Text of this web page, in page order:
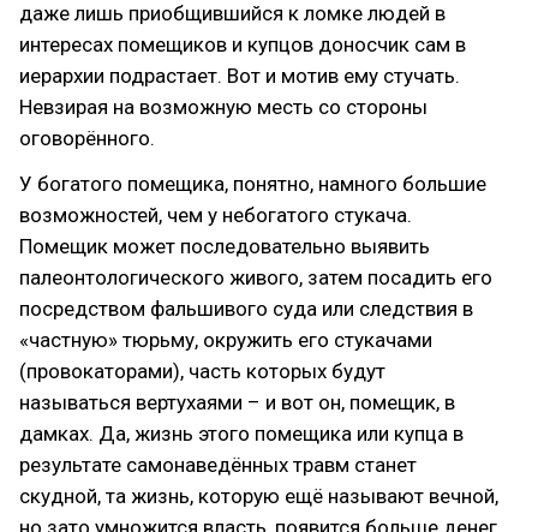
даже лишь приобщившийся к ломке людей в
интересах помещиков и купцов доносчик сам в
иерархии подрастает. Вот и мотив ему стучать.
Невзирая на возможную месть со стороны
оговорённого.
У богатого помещика, понятно, намного большие
возможностей, чем у небогатого стукача.
Помещик может последовательно выявить
палеонтологического живого, затем посадить его
посредством фальшивого суда или следствия в
«частную» тюрьму, окружить его стукачами
(провокаторами), часть которых будут
называться вертухаями – и вот он, помещик, в
дамках. Да, жизнь этого помещика или купца в
результате самонаведённых травм станет
скудной, та жизнь, которую ещё называют вечной,
но зато умножится власть, появится больше денег,